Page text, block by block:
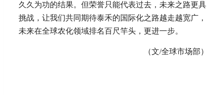
久久为功的结果。但荣誉只能代表过去，未来之路更具
挑战，让我们共同期待泰禾的国际化之路越走越宽广，
未来在全球农化领域排名百尺竿头，更进一步。
（文/全球市场部）